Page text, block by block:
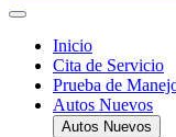
Inicio
Cita de Servicio
Prueba de
Autos Nuevos
Autos Nuevos